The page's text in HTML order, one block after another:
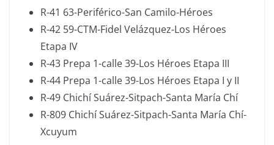
R-41 63-Periférico-San Camilo-Héroes
R-42 59-CTM-Fidel Velázquez-Los Héroes
Etapa IV
R-43 Prepa 1-calle 39-Los Héroes Etapa III
R-44 Prepa 1-calle 39-Los Héroes Etapa I y II
R-49 Chichí Suárez-Sitpach-Santa María Chí
R-809 Chichí Suárez-Sitpach-Santa María Chí-
Xcuyum